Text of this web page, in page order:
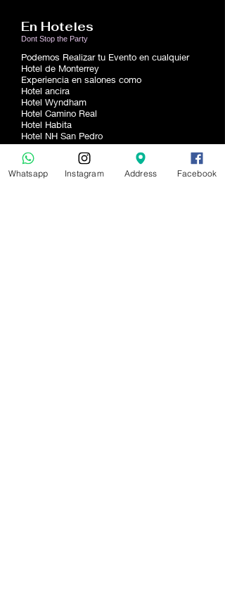
En Hoteles
Dont Stop the Party
Podemos Realizar tu Evento en cualquier
Hotel de Monterrey
Experiencia en salones como
Hotel ancira
Hotel Wyndham
Hotel Camino Real
Hotel Habita
Hotel NH San Pedro
Hotel Four Points Sheraton
Hotel holiday Inn
Whatsapp Instagram Address Facebook